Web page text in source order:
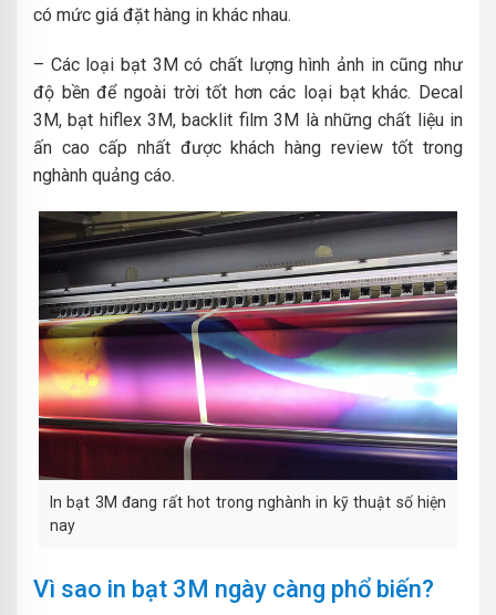
có mức giá đặt hàng in khác nhau.
– Các loại bạt 3M có chất lượng hình ảnh in cũng như
độ bền để ngoài trời tốt hơn các loại bạt khác. Decal
3M, bạt hiflex 3M, backlit film 3M là những chất liệu in
ấn cao cấp nhất được khách hàng review tốt trong
nghành quảng cáo.
In bạt 3M đang rất hot trong nghành in kỹ thuật số hiện
nay
Vì sao in bạt 3M ngày càng phổ biến?